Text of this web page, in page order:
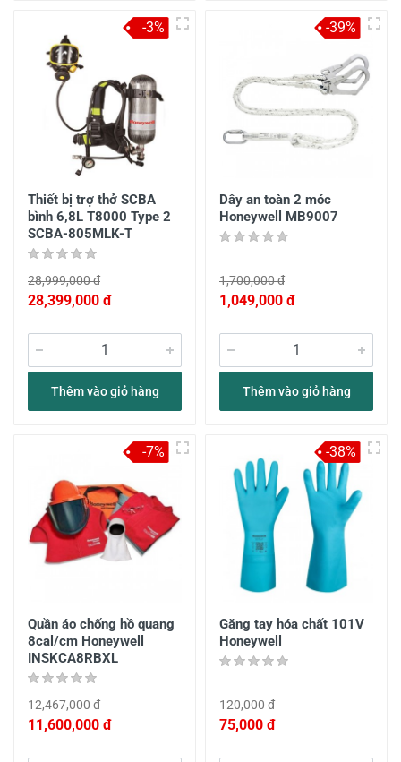
Thiết bị trợ thở SCBA
bình 6,8L T8000 Type 2
SCBA-805MLK-T
28,999,000 đ
28,399,000 đ
Thêm vào giỏ hàng
-3%
Dây an toàn 2 móc
Honeywell MB9007
1,700,000 đ
1,049,000 đ
Thêm vào giỏ hàng
-39%
Quần áo chống hồ quang
8cal/cm Honeywell
INSKCA8RBXL
12,467,000 đ
11,600,000 đ
-7%
Găng tay hóa chất 101V
Honeywell
120,000 đ
75,000 đ
-38%